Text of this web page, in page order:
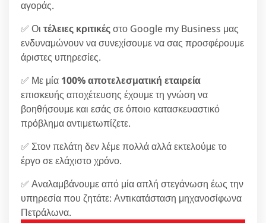
αγοράς.
✅ Οι τέλειες κριτικέςστο Google my Business μας
ενδυναμώνουν να συνεχίσουμε να σας προσφέρουμε
άριστες υπηρεσίες.
✅ Με μία 100% αποτελεσματική εταιρεία
επισκευής αποχέτευσης έχουμε τη γνώση να
βοηθήσουμε και εσάς σε όποιο κατασκευαστικό
πρόβλημα αντιμετωπίζετε.
✅ Στον πελάτη δεν λέμε πολλά αλλά εκτελούμε το
έργο σε ελάχιστο χρόνο.
✅ Αναλαμβάνουμε από μία απλή στεγάνωση έως την
υπηρεσία που ζητάτε: Αντικατάσταση μηχανοσίφωνα
Πετράλωνα.